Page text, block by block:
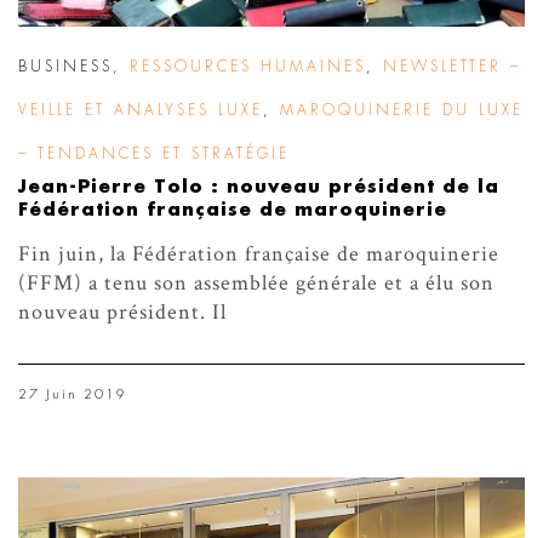
BUSINESS RESSOURCES HUMAINES NEWSLETTER –
VEILLE ET ANALYSES LUXE MAROQUINERIE DU LUXE
– TENDANCES ET STRATÉGIE
Jean-Pierre Tolo : nouveau président de la
Fédération française de maroquinerie
Fin juin, la Fédération française de maroquinerie
(FFM) a tenu son assemblée générale et a élu son
nouveau président. Il
27 Juin 2019